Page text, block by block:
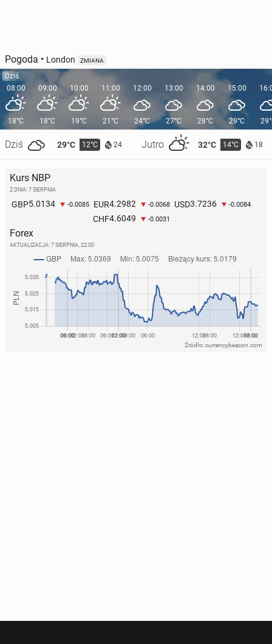
Pogoda • London ZMIANA
Dziś
08:00
18°C
Dziś 29°C 12°C 24 Jutro 32°C 14°C 18
09:00
18°C
10:00
19°C
11:00
21°C
12:00
24°C
13:00
27°C
14:00
28°C
15:00
29°C
Kurs NBP
Z DNIA: 7 SIERPNIA
GBP5.0134 -0.0085 EUR4.2982 -0.0068 USD3.7236 -0.0084
CHF4.6049 -0.0031
Forex
AKTUALIZACJA: 7 SIERPNIA, 22:00
Źródło: currencybeacon.com